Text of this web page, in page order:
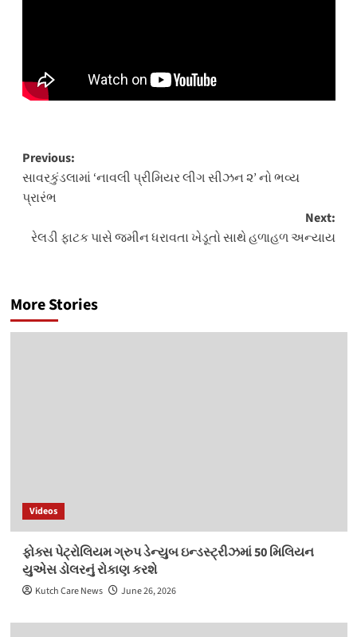
Post
navigation
Previous:
સાવરકુંડલામાં ‘નાવલી પ્રીમિયર લીગ સીઝન ૨’ નો ભવ્ય
પ્રારંભ
Next:
રેલડી ફાટક પાસે જમીન ધરાવતા ખેડૂતો સાથે હળાહળ અન્યાય
More Stories
Videos
ફોક્સ પેટ્રોલિયમ ગ્રુપ ડેન્યુબ ઇન્ડસ્ટ્રીઝમાં 50 મિલિયન
યુએસ ડોલરનું રોકાણ કરશે
Kutch Care News June 26, 2026